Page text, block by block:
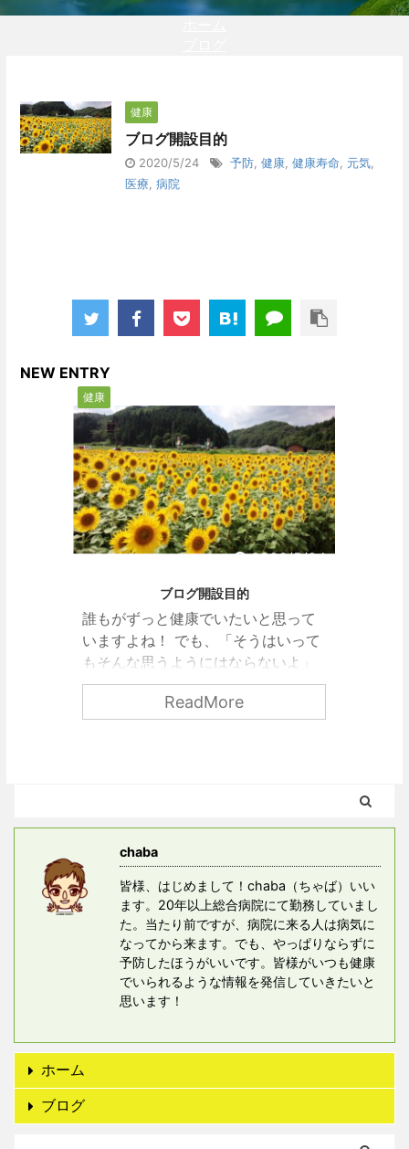
健康
ブログ開設目的
2020/5/24 予防,健康,健康寿命, 元気,
医療,病院
NEW ENTRY
健康
2020/5/24
ブログ開設目的
誰もがずっと健康でいたいと思って
いますよね！ でも、「そうはいって
もそんな思うようにはならないよ」
と思っていませんか？ みなさん、素
晴らしいサイトにたどり着きました
と、そして医療的な知識、日常で実
践できること、便利グッズの紹介な
どをご紹介します！
ReadMore
chaba
皆様、はじめまして！chaba（ちゃば）いい
ます。20年以上総合病院にて勤務していまし
た。当たり前ですが、病院に来る人は病気に
なってから来ます。でも、やっぱりならずに
予防したほうがいいです。皆様がいつも健康
でいられるような情報を発信していきたいと
思います！
ホーム
ブログ